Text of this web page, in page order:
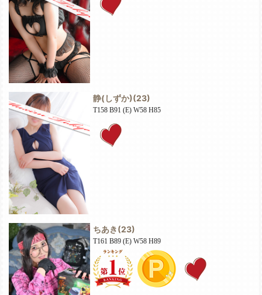
静(しずか)(23)
T158 B91 (E) W58 H85
ちあき(23)
T161 B89 (E) W58 H89